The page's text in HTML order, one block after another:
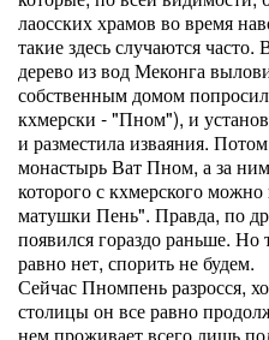
лаосских храмов во время
такие здесь случаются
дерево из вод Меконга
собственным домом
кхмерски - "Пном"), и
и разместила изваяния.
монастырь Ват Пном, а за
которого с кхмерского
матушки Пень". Правда, по
появился гораздо раньше. Но
равно нет, спорить не будем.
Сейчас Пномпень разросся,
столицы он все равно